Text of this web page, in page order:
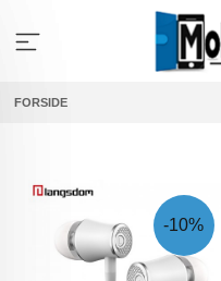
innholdet
FORSIDE
-10%